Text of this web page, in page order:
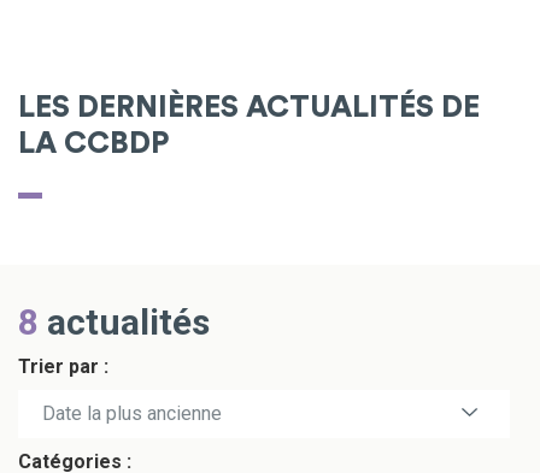
LES DERNIÈRES ACTUALITÉS DE
LA CCBDP
8 actualités
Trier par :
Date la plus récente
Date la plus ancienne
Catégories :